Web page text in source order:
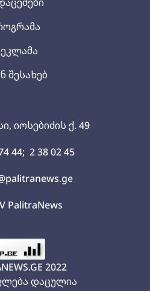
იოსებიძის ქ. 49
44; 2 38 02 45
PalitraNews
შესახებ
2022
დაცულია